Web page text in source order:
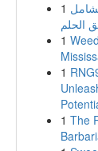
1
الحلم
1
1
1 The